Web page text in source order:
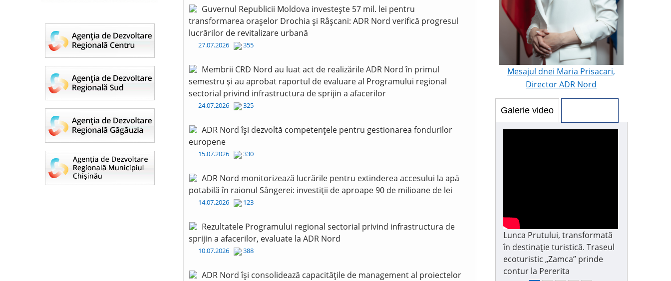
Guvernul Republicii Moldova investește 57 mil. lei pentru
transformarea orașelor Drochia și Râșcani: ADR Nord verifică progresul
lucrărilor de revitalizare urbană
27.07.2026 355
Membrii CRD Nord au luat act de realizările ADR Nord în primul
semestru și au aprobat raportul de evaluare al Programului regional
sectorial privind infrastructura de sprijin a afacerilor
24.07.2026 325
ADR Nord își dezvoltă competențele pentru gestionarea fondurilor
europene
15.07.2026 330
ADR Nord monitorizează lucrările pentru extinderea accesului la apă
potabilă în raionul Sângerei: investiții de aproape 90 de milioane de lei
14.07.2026 123
Rezultatele Programului regional sectorial privind infrastructura de
sprijin a afacerilor, evaluate la ADR Nord
10.07.2026 388
ADR Nord își consolidează capacitățile de management al proiectelor
Mesajul dnei Maria Prisacari,
Director ADR Nord
Galerie video
Lunca Prutului, transformată
în destinație turistică. Traseul
ecoturistic „Zamca” prinde
contur la Pererita